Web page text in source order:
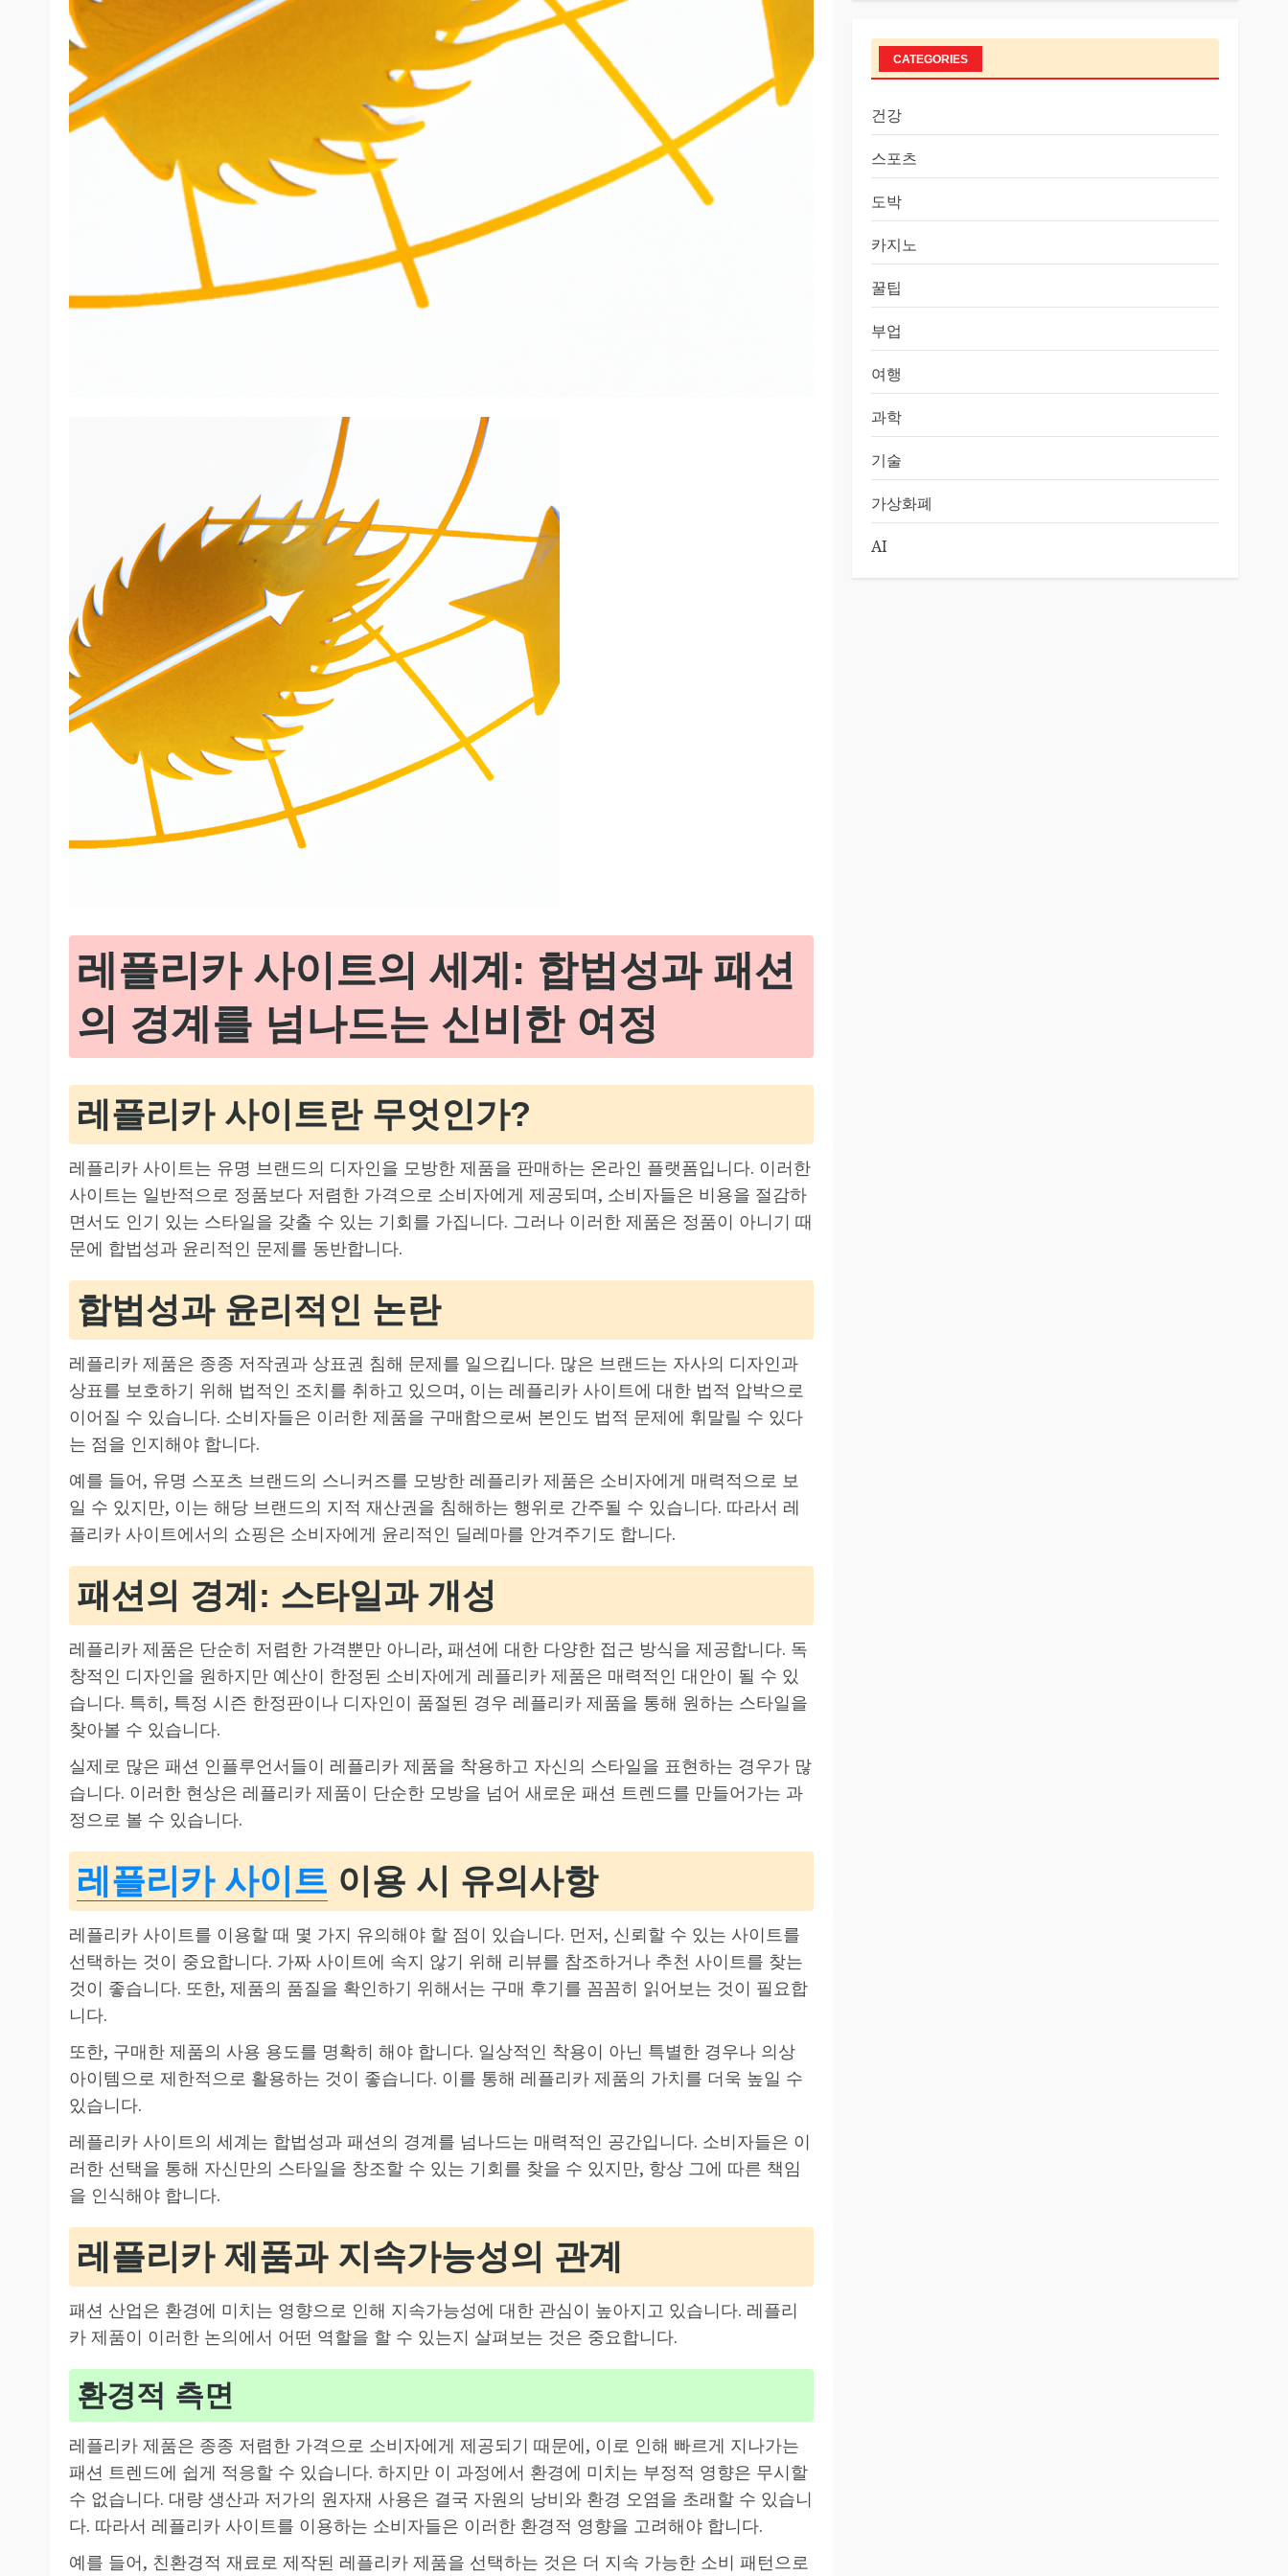
레플리카 사이트의 세계: 합법성과 패션
의 경계를 넘나드는 신비한 여정
레플리카 사이트란 무엇인가?
레플리카 사이트는 유명 브랜드의 디자인을 모방한 제품을 판매하는 온라인 플랫폼입니다. 이러한
사이트는 일반적으로 정품보다 저렴한 가격으로 소비자에게 제공되며, 소비자들은 비용을 절감하
면서도 인기 있는 스타일을 갖출 수 있는 기회를 가집니다. 그러나 이러한 제품은 정품이 아니기 때
문에 합법성과 윤리적인 문제를 동반합니다.
합법성과 윤리적인 논란
레플리카 제품은 종종 저작권과 상표권 침해 문제를 일으킵니다. 많은 브랜드는 자사의 디자인과
상표를 보호하기 위해 법적인 조치를 취하고 있으며, 이는 레플리카 사이트에 대한 법적 압박으로
이어질 수 있습니다. 소비자들은 이러한 제품을 구매함으로써 본인도 법적 문제에 휘말릴 수 있다
는 점을 인지해야 합니다.
예를 들어, 유명 스포츠 브랜드의 스니커즈를 모방한 레플리카 제품은 소비자에게 매력적으로 보
일 수 있지만, 이는 해당 브랜드의 지적 재산권을 침해하는 행위로 간주될 수 있습니다. 따라서 레
플리카 사이트에서의 쇼핑은 소비자에게 윤리적인 딜레마를 안겨주기도 합니다.
패션의 경계: 스타일과 개성
레플리카 제품은 단순히 저렴한 가격뿐만 아니라, 패션에 대한 다양한 접근 방식을 제공합니다. 독
창적인 디자인을 원하지만 예산이 한정된 소비자에게 레플리카 제품은 매력적인 대안이 될 수 있
습니다. 특히, 특정 시즌 한정판이나 디자인이 품절된 경우 레플리카 제품을 통해 원하는 스타일을
찾아볼 수 있습니다.
실제로 많은 패션 인플루언서들이 레플리카 제품을 착용하고 자신의 스타일을 표현하는 경우가 많
습니다. 이러한 현상은 레플리카 제품이 단순한 모방을 넘어 새로운 패션 트렌드를 만들어가는 과
정으로 볼 수 있습니다.
레플리카 사이트 이용 시 유의사항
레플리카 사이트를 이용할 때 몇 가지 유의해야 할 점이 있습니다. 먼저, 신뢰할 수 있는 사이트를
선택하는 것이 중요합니다. 가짜 사이트에 속지 않기 위해 리뷰를 참조하거나 추천 사이트를 찾는
것이 좋습니다. 또한, 제품의 품질을 확인하기 위해서는 구매 후기를 꼼꼼히 읽어보는 것이 필요합
니다.
또한, 구매한 제품의 사용 용도를 명확히 해야 합니다. 일상적인 착용이 아닌 특별한 경우나 의상
아이템으로 제한적으로 활용하는 것이 좋습니다. 이를 통해 레플리카 제품의 가치를 더욱 높일 수
있습니다.
레플리카 사이트의 세계는 합법성과 패션의 경계를 넘나드는 매력적인 공간입니다. 소비자들은 이
러한 선택을 통해 자신만의 스타일을 창조할 수 있는 기회를 찾을 수 있지만, 항상 그에 따른 책임
을 인식해야 합니다.
레플리카 제품과 지속가능성의 관계
패션 산업은 환경에 미치는 영향으로 인해 지속가능성에 대한 관심이 높아지고 있습니다. 레플리
카 제품이 이러한 논의에서 어떤 역할을 할 수 있는지 살펴보는 것은 중요합니다.
환경적 측면
레플리카 제품은 종종 저렴한 가격으로 소비자에게 제공되기 때문에, 이로 인해 빠르게 지나가는
패션 트렌드에 쉽게 적응할 수 있습니다. 하지만 이 과정에서 환경에 미치는 부정적 영향은 무시할
수 없습니다. 대량 생산과 저가의 원자재 사용은 결국 자원의 낭비와 환경 오염을 초래할 수 있습니
다. 따라서 레플리카 사이트를 이용하는 소비자들은 이러한 환경적 영향을 고려해야 합니다.
예를 들어, 친환경적 재료로 제작된 레플리카 제품을 선택하는 것은 더 지속 가능한 소비 패턴으로
CATEGORIES
건강
스포츠
도박
카지노
꿀팁
부업
여행
과학
기술
가상화폐
AI